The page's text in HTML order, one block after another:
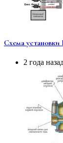
Схема
2 года